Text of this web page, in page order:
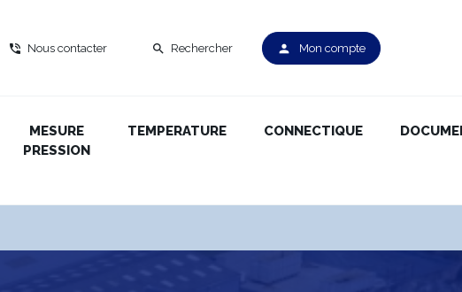
phone_in_talk Nous contacter search Rechercher person Mon compte
MESURE
PRESSION
TEMPERATURE CONNECTIQUE